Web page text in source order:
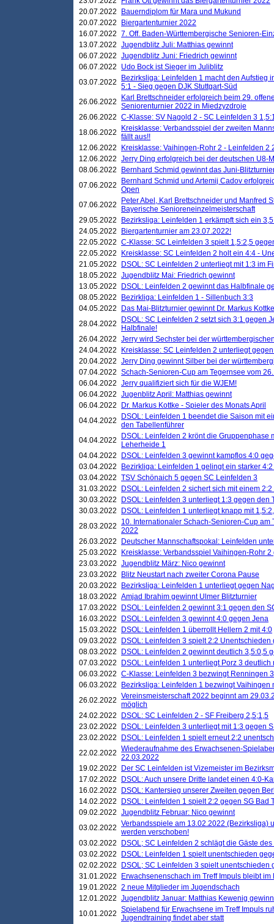
20.07.2022
Bauerndiplom für Mara und Mukund
20.07.2022
Biergartenturnier 2022
16.07.2022 7. Off. Baden-Württembergische Senioren-
13.07.2022 Jugendblitz Juli: Matthias gewinnt
06.07.2022 Jugendblitz Juni: Friedrich gewinnt
06.07.2022
Udo Bock ist Sieger im Juliblitz
03.07.2022
Bezirksliga: Leinfelden 1 macht den Aufstieg
5:1 - Sieg gegen DJK Stuttgart-Süd
26.06.2022
Karl Brettschneider erfolgreich beim 29.
Seniorenturnier 2022 in Miedzyzdroje
26.06.2022 C-Klasse: SV Nagold 2 - SC Leinfelden 3
18.06.2022
Kreisklasse: Verbandsspiel der zweiten
fällt aus!!
12.06.2022
Kreisklasse: Vaihingen-Rohr 2 - Leinfelden 2
12.06.2022 Jerry Ding erfolgreich bei der deutschen U8-
08.06.2022
Bernhard Schmid gewinnt das Juni-
07.06.2022
Bernhard Schmid und Artemij Cadov
Open
07.06.2022
Peter Abel, Karl Brettschneider und Manfred
Bayerische Senioreneinzelmeisterschaft
29.05.2022
Bezirksliga: Leinfelden 1 erkämpft sich ein
24.05.2022
Biergartenturnier am 23.07.2022!
22.05.2022 C-Klasse: SC Leinfelden 3 spielt 1,5:2,5
22.05.2022
Kreisklasse: SC Leinfelden 2 holt ein 4:4 -
21.05.2022
DSOL: SC Leinfelden 2 unterliegt mit 1:3 im
18.05.2022 Jugendblitz Mai: Friedrich gewinnt
13.05.2022
DSOL: Leinfelden 2 gewinnt das Halbfinale
08.05.2022
Bezirkliga: Leinfelden 1 - Sillenbuch 3:3
04.05.2022
Das Mai-Blitzturnier gewinnt Dr. Markus
28.04.2022
DSOL: SC Leinfelden 2 setzt sich 3:1 gegen
Halbfinale!
26.04.2022 Jerry wird Sechster bei der
24.04.2022
Kreisklasse: SC Leinfelden 2 unterliegt
20.04.2022 Jerry Ding gewinnt Silber bei der
07.04.2022 Schach-Senioren-Cup am Tegernsee vom
06.04.2022 Jerry qualifiziert sich für die WJEM!
06.04.2022 Jugenblitz April: Matthias gewinnt
06.04.2022
Dr. Markus Kottke - Spieler des Monats April
04.04.2022
DSOL: Leinfelden 1 beendet die Saison mit
den Tabellenführer
04.04.2022
DSOL: Leinfelden 2 krönt die Gruppenphase
Leherheide 1
04.04.2022
DSOL: Leinfelden 3 gewinnt kampflos 4:0
03.04.2022
Bezirkliga: Leinfelden 1 gelingt ein starker
03.04.2022 TSV Schönaich 5 gegen SC Leinfelden 3
31.03.2022
DSOL: Leinfelden 2 sichert sich mit einem
30.03.2022
DSOL: Leinfelden 3 unterliegt 1:3 gegen den
30.03.2022
DSOL: Leinfelden 1 unterliegt knapp mit
28.03.2022
10. Internationaler Schach-Senioren-Cup am
2022
26.03.2022
Deutscher Mannschaftspokal: Leinfelden
25.03.2022
Kreisklasse: Verbandsspiel Vaihingen-Rohr
23.03.2022 Jugendblitz März: Nico gewinnt
23.03.2022
Blitz Neustart nach zweiter Corona Pause
20.03.2022
Bezirksliga: Leinfelden 1 unterliegt gegen
18.03.2022 Amjad Ibrahim gewinnt Ulmer Blitzturnier
17.03.2022
DSOL: Leinfelden 2 gewinnt 3:1 gegen den
16.03.2022
DSOL: Leinfelden 3 gewinnt 4:0 gegen Jena
15.03.2022
DSOL: Leinfelden 1 überrollt Hellern 2 mit 4:0
09.03.2022
DSOL: Leinfelden 3 spielt 2:2 Unentschieden
08.03.2022
DSOL: Leinfelden 2 gewinnt deutlich 3,5:0,5
07.03.2022
DSOL: Leinfelden 1 unterliegt Porz 3 deutlich
06.03.2022 C-Klasse: Leinfelden 3 bezwingt Renningen
06.03.2022
Bezirksliga: Leinfelden 1 bezwingt Vaihingen
26.02.2022 Vereinsmeisterschaft 2022 beginnt am
möglich
24.02.2022
DSOL: SC Leinfelden 2 - SF Freiberg 2,5;1,5
23.02.2022
DSOL: Leinfelden 3 unterliegt mit 1:3 gegen
23.02.2022
DSOL: Leinfelden 1 spielt erneut 2:2
22.02.2022 Wiederaufnahme des Erwachsenen-
22.03.2022
19.02.2022
Der SC Leinfelden ist Vizemeister im
17.02.2022
DSOL: Auch unsere Dritte landet einen 4:0-
16.02.2022
DSOL: Kantersieg unserer Zweiten gegen
14.02.2022
DSOL: Leinfelden 1 spielt 2:2 gegen SG Bad
09.02.2022 Jugendblitz Februar: Nico gewinnt
03.02.2022 Verbandsspiele am 13.02.2022 (Bezirksliga)
werden verschoben!
03.02.2022
DSOL; SC Leinfelden 2 schlägt die Gäste
03.02.2022
DSOL: Leinfelden 1 spielt unentschieden
02.02.2022
DSOL; SC Leinfelden 3 spielt unentschieden
31.01.2022
Erwachsenenschach im Treff Impuls bleibt
19.01.2022 2 neue Mitglieder im Jugendschach
12.01.2022 Jugendblitz Januar: Matthias Kewenig
10.01.2022 Spielabend für Erwachsene im Treff Impuls
Jugendtraining findet aber statt